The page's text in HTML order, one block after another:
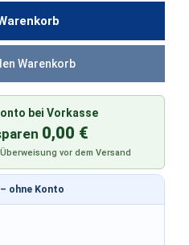
ohne Konto
bei Vorkasse
0,00 €
vor dem Versand
Warenkorb